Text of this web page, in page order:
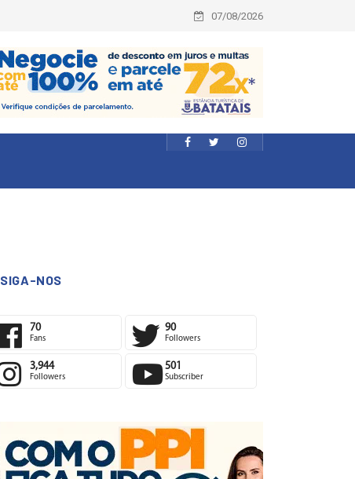
07/08/2026
SIGA-NOS
70
Fans
90
Followers
3,944
Followers
501
Subscriber